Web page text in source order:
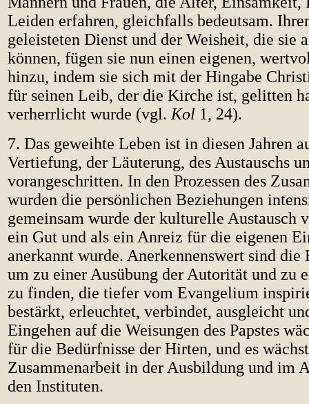
Leiden erfahren, gleichfalls bedeutsam.
geleisteten Dienst und der Weisheit, die sie
können, fügen sie nun einen eigenen,
hinzu, indem sie sich mit der Hingabe
für seinen Leib, der die Kirche ist, gelitten
verherrlicht wurde (vgl. Kol 1, 24).
7. Das geweihte Leben ist in diesen Jahren
Vertiefung, der Läuterung, des Austauschs
vorangeschritten. In den Prozessen des
wurden die persönlichen Beziehungen
gemeinsam wurde der kulturelle Austausch
ein Gut und als ein Anreiz für die eigenen
anerkannt wurde. Anerkennenswert sind die
um zu einer Ausübung der Autorität und zu
zu finden, die tiefer vom Evangelium
bestärkt, erleuchtet, verbindet, ausgleicht
Eingehen auf die Weisungen des Papstes
für die Bedürfnisse der Hirten, und es
Zusammenarbeit in der Ausbildung und im
den Instituten.